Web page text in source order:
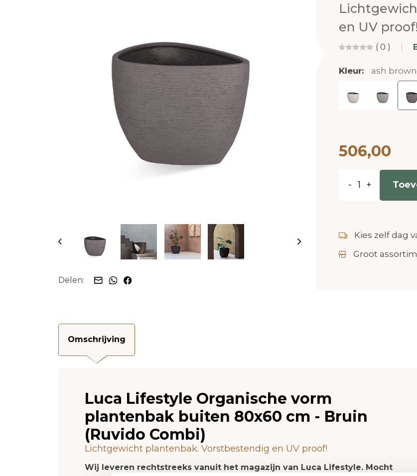
Delen:
en UV proof!
( 0 )
Kleur: ash brown
506,00
- +
Kies zelf dag
Groot
Omschrijving
Luca Lifestyle Organische vorm
plantenbak buiten 80x60 cm - Bruin
(Ruvido Combi)
Lichtgewicht plantenbak. Vorstbestendig en UV proof!
Wij leveren rechtstreeks vanuit het magazijn van Luca Lifestyle. Mocht